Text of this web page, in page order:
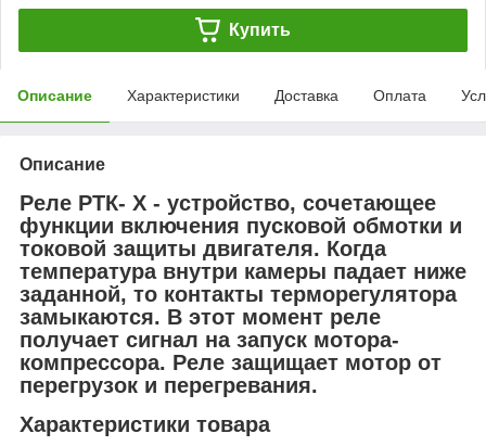
Купить
Описание Характеристики Доставка Оплата
Описание
Реле РТК- Х - устройство, сочетающее
функции включения пусковой обмотки и
токовой защиты двигателя. Когда
температура внутри камеры падает ниже
заданной, то контакты терморегулятора
замыкаются. В этот момент реле
получает сигнал на запуск мотора-
компрессора. Реле защищает мотор от
перегрузок и перегревания.
Характеристики товара